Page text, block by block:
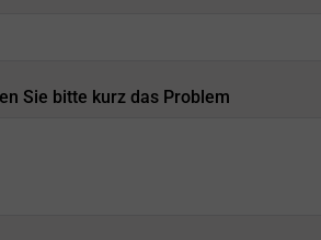
Sie bitte kurz das Problem